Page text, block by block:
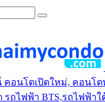
คอนโดเปิดใหม่, คอนโ
ถไฟฟ้า BTS,รถไฟฟ้าใ